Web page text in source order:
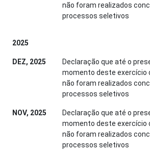
não foram realizados
processos seletivos
2025
DEZ, 2025
Declaração que até o
momento deste exercício
não foram realizados
processos seletivos
NOV, 2025
Declaração que até o
momento deste exercício
não foram realizados
processos seletivos